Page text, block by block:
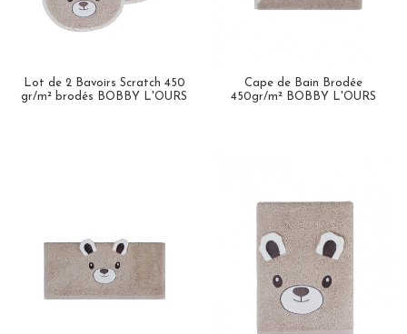
Lot de 2 Bavoirs Scratch 450
gr/m² brodés BOBBY L'OURS
Cape de Bain Brodée
450gr/m² BOBBY L'OURS